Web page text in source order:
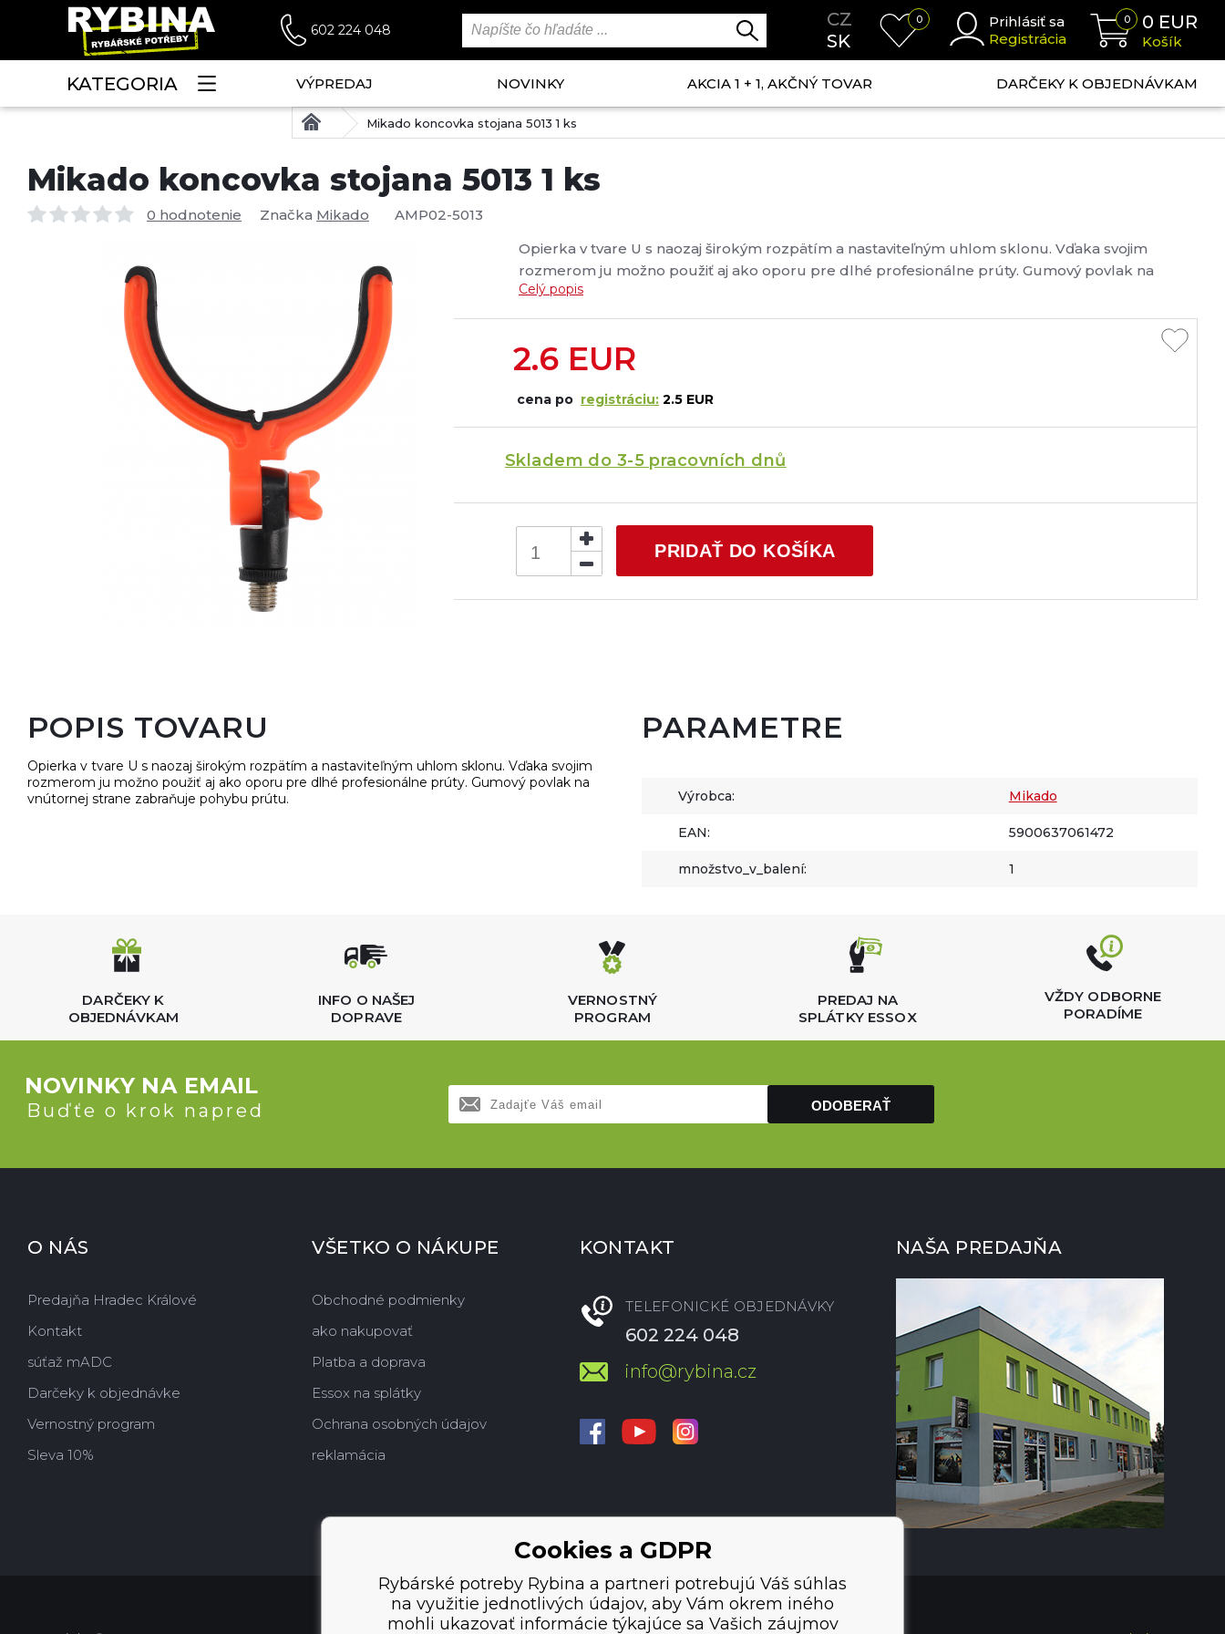
602 224 048
CZ
SK
0
Prihlásiť sa
Registrácia
0 0 EUR
Košík
KATEGORIA VÝPREDAJ NOVINKY AKCIA 1 + 1, AKČNÝ TOVAR DARČEKY K OBJEDNÁVKAM
Mikado koncovka stojana 5013 1 ks
Mikado koncovka stojana 5013 1 ks
0 hodnotenie Značka Mikado
AMP02-5013
Opierka v tvare U s naozaj širokým rozpätím a nastaviteľným uhlom sklonu. Vďaka svojim
rozmerom ju možno použiť aj ako oporu pre dlhé profesionálne prúty. Gumový povlak na
vnútornej strane zabraňuje pohybu prútu....
Celý popis
2.6 EUR
cena po registráciu: 2.5 EUR
Skladem do 3-5 pracovních dnů
PRIDAŤ DO KOŠÍKA
POPIS TOVARU
Opierka v tvare U s naozaj širokým rozpätím a nastaviteľným uhlom sklonu. Vďaka svojim
rozmerom ju možno použiť aj ako oporu pre dlhé profesionálne prúty. Gumový povlak na
vnútornej strane zabraňuje pohybu prútu.
PARAMETRE
Výrobca: Mikado
EAN: 5900637061472
množstvo_v_balení: 1
DARČEKY K
OBJEDNÁVKAM
INFO O NAŠEJ
DOPRAVE
VERNOSTNÝ
PROGRAM
PREDAJ NA
SPLÁTKY ESSOX
VŽDY ODBORNE
PORADÍME
NOVINKY NA EMAIL
Buďťe o krok napred ODOBERAŤ
O NÁS
Predajňa Hradec Králové
Kontakt
súťaž mADC
Darčeky k objednávke
Vernostný program
Sleva 10%
VŠETKO O NÁKUPE
Obchodné podmienky
ako nakupovať
Platba a doprava
Essox na splátky
Ochrana osobných údajov
reklamácia
KONTAKT
TELEFONICKÉ OBJEDNÁVKY
602 224 048
info@rybina.cz
NAŠA PREDAJŇA
Cookies a GDPR
Rybárské potreby Rybina a partneri potrebujú Váš súhlas
na využitie jednotlivých údajov, aby Vám okrem iného
mohli ukazovať informácie týkajúce sa Vašich záujmov